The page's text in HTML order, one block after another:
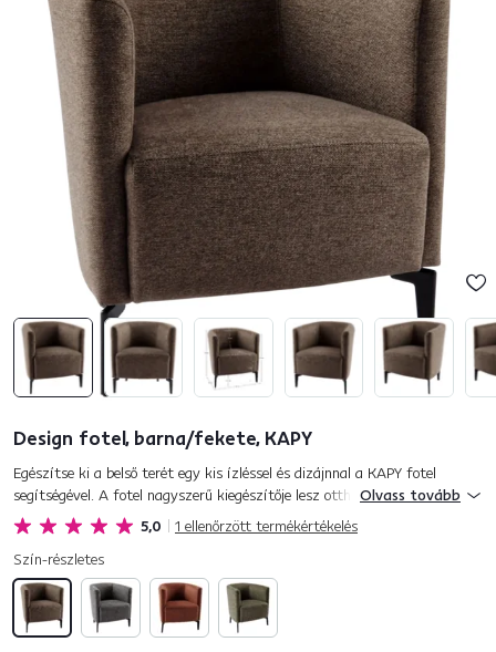
Design fotel, barna/fekete, KAPY
5,0 1 ellenőrzött termékértékelés
Egészítse ki a belső terét egy kis ízléssel és dizájnnal a KAPY fotel
segítségével. A fotel nagyszerű kiegészítője lesz otthonának. Matana
szövettel kárpitozott, barna kivitelben. Ez a kényelmes f...
Olvass tovább
Szín-részletes